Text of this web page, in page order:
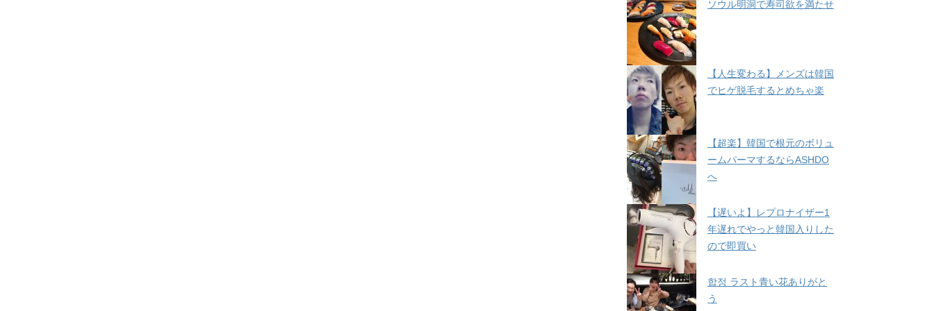
ソウル明洞で寿司欲を満たせ
【人生変わる】メンズは韓国
でヒゲ脱毛するとめちゃ楽
【超楽】韓国で根元のボリュ
ームパーマするならASHDO
へ
【遅いよ】レプロナイザー1
年遅れでやっと韓国入りした
ので即買い
합정 ラスト青い花ありがと
う